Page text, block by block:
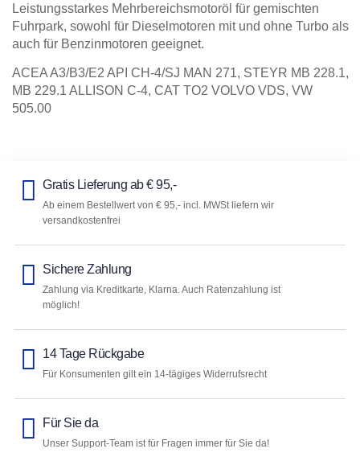
Leistungsstarkes Mehrbereichsmotoröl für gemischten
Fuhrpark, sowohl für Dieselmotoren mit und ohne Turbo als
auch für Benzinmotoren geeignet.
ACEA A3/B3/E2 API CH-4/SJ MAN 271, STEYR MB 228.1,
MB 229.1 ALLISON C-4, CAT TO2 VOLVO VDS, VW
505.00
Gratis Lieferung ab € 95,-
Ab einem Bestellwert von € 95,- incl. MWSt liefern wir
versandkostenfrei
Sichere Zahlung
Zahlung via Kreditkarte, Klarna. Auch Ratenzahlung ist
möglich!
14 Tage Rückgabe
Für Konsumenten gilt ein 14-tägiges Widerrufsrecht
Für Sie da
Unser Support-Team ist für Fragen immer für Sie da!